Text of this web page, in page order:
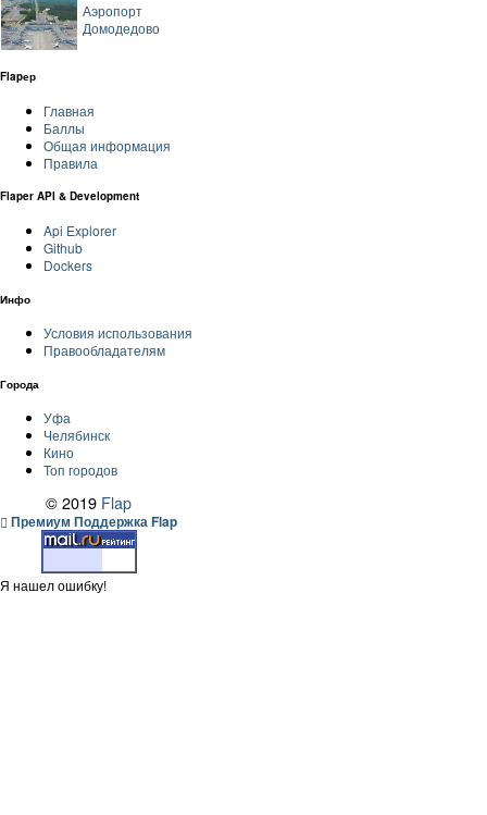
Аэропорт
Домодедово
Flapер
Главная
Баллы
Общая информация
Правила
Flaper API & Development
Api Explorer
Github
Dockers
Инфо
Условия использования
Правообладателям
Города
Уфа
Челябинск
Кино
Топ городов
© 2019 Flap
Премиум Поддержка Flap
Я нашел ошибку!